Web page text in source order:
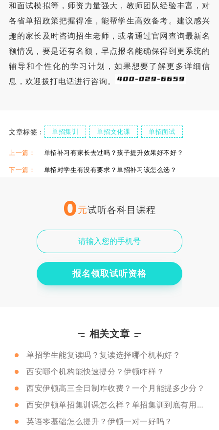
和面试模拟等，师资力量强大，教师团队经验丰富，对
各省单招政策把握得准，能帮学生高效备考。建议感兴
趣的家长及时咨询招生老师，或者通过官网查询最新名
额情况，要是还有名额，早点报名能确保得到更系统的
辅导和个性化的学习计划，如果想要了解更多详细信
息，欢迎拨打电话进行咨询。
文章标签： 单招集训 单招文化课 单招面试
伊顿单招复读学校 伊顿单招集训课
上一篇： 单招补习有家长去过吗？孩子提升效果好不好？
下一篇： 单招对学生有没有要求？单招补习该怎么选？
0元试听各科目课程
报名领取试听资格
相关文章
单招学生能复读吗？复读选择哪个机构好？
西安哪个机构能快速提分？伊顿咋样？
西安伊顿高三全日制咋收费？一个月能提多少分？
西安伊顿单招集训课怎么样？单招集训到底有用没有？
英语零基础怎么提升？伊顿一对一好吗？